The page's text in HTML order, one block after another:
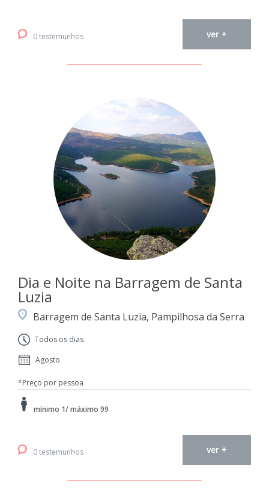
0 testemunhos ver +
Dia e Noite na Barragem de Santa
Luzia
Barragem de Santa Luzia, Pampilhosa da Serra
Todos os dias
Agosto
*Preço por pessoa
mínimo 1/ máximo 99
0 testemunhos ver +